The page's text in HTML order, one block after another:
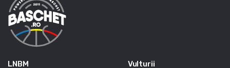
LNBM
Vulturii